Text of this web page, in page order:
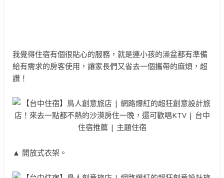
我覺得住宿有個很貼心的服務，就是連小孩的澡盆都有準備
給有需求的房客使用，讓家長們又省去一個攜帶的麻煩，超
讚！
▲ 開放式衣架。